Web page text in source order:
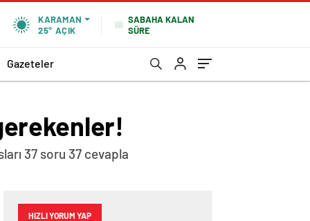
KARAMAN
25° AÇIK
SABAHA KALAN
SÜRE
Gazeteler
37 soru 37 cevapla
HIZLI YORUM YAP